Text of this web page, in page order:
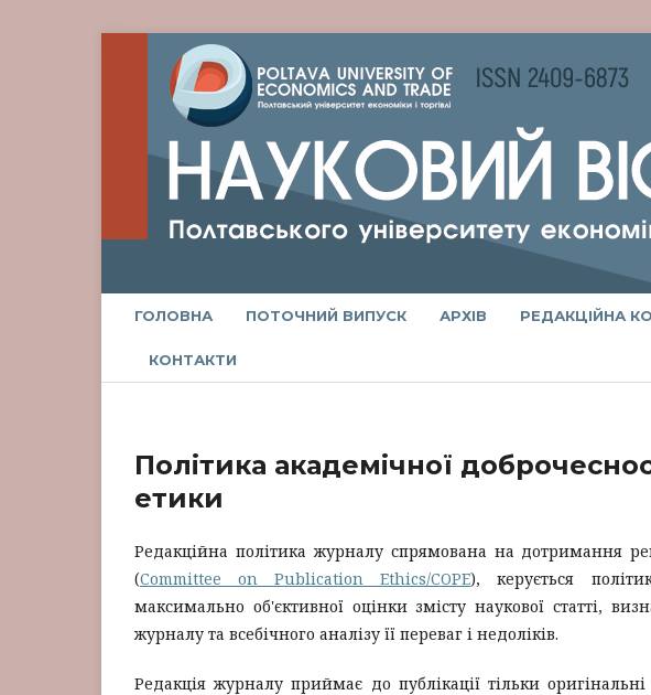
ГОЛОВНА ПОТОЧНИЙ ВИПУСК АРХІВ РЕДАКЦІЙНА
КОНТАКТИ
Політика академічної
етики
Редакційна політика журналу спрямована на дотримання
(Committee on Publication Ethics/COPE), керується
максимально об'єктивної оцінки змісту наукової статті,
журналу та всебічного аналізу її переваг і недоліків.
Редакція журналу приймає до публікації тільки